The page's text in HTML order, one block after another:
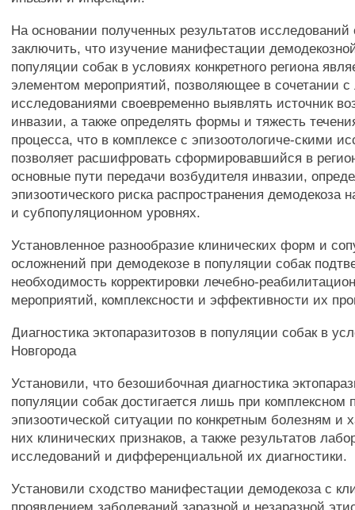
На основании полученных результатов исследований
заключить, что изучение манифестации
популяции собак в условиях конкретного региона
элементом мероприятий, позволяющее в сочетании
исследованиями своевременно выявлять источник
инвазии, а также определять формы и тяжесть
процесса, что в комплексе с эпизоотологиче-скими
позволяет расшифровать сформировавшийся в
основные пути передачи возбудителя инвазии,
эпизоотического риска распространения демодекоза
и субпопуляционном уровнях.
Установленное разнообразие клинических форм и
осложнений при демодекозе в популяции собак
необходимость корректировки лечебно-
мероприятий, комплексности и эффективности их
Диагностика эктопаразитозов в популяции собак в
Новгорода
Установили, что безошибочная диагностика
популяции собак достигается лишь при комплексном
эпизоотической ситуации по конкретным болезням и
них клинических признаков, а также результатов
исследований и дифференциальной их диагностики.
Установили сходство манифестации демодекоза с
проявлением заболеваний заразной и незаразной